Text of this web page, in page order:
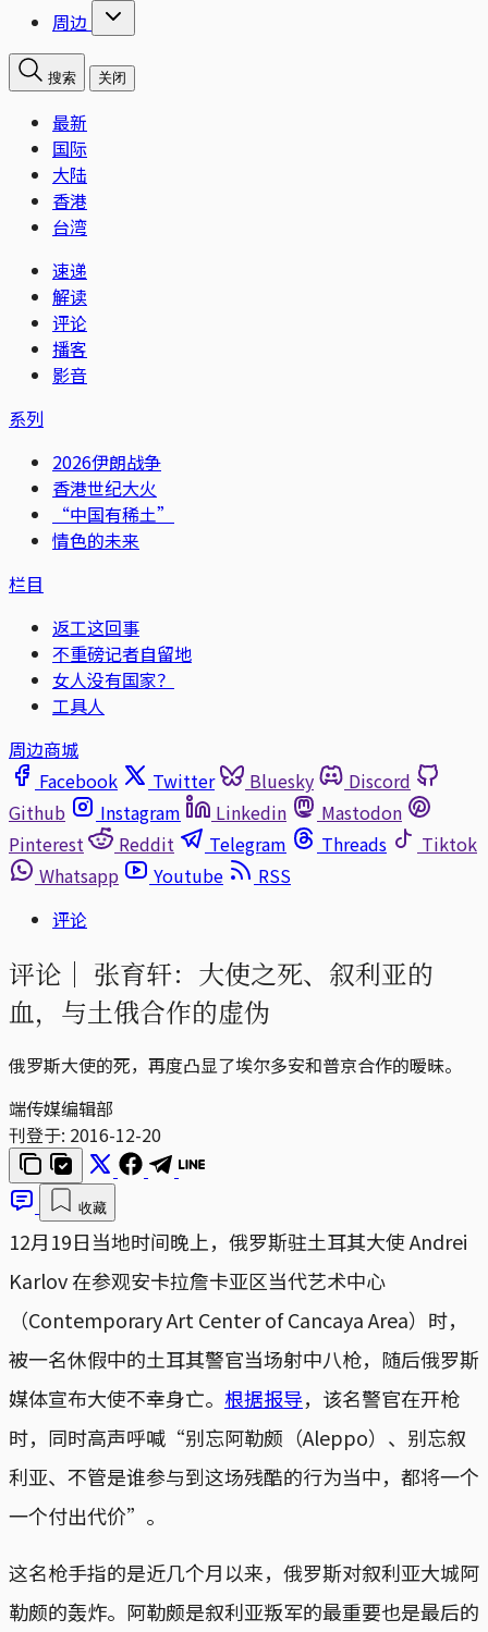
周边
搜索 关闭
最新
国际
大陆
香港
台湾
速递
解读
评论
播客
影音
系列
2026伊朗战争
香港世纪大火
“中国有稀土”
情色的未来
栏目
返工这回事
不重磅记者自留地
女人没有国家？
工具人
周边商城
Facebook
Twitter Bluesky
Discord
Github
Instagram Linkedin
Mastodon
Pinterest
Reddit Telegram Threads
Tiktok
Whatsapp
Youtube
RSS
评论
评论｜ 张育轩：大使之死、叙利亚的
血，与土俄合作的虚伪
俄罗斯大使的死，再度凸显了埃尔多安和普京合作的暧昧。
端传媒编辑部
刊登于: 2016-12-20
收藏
12月19日当地时间晚上，俄罗斯驻土耳其大使 Andrei
Karlov 在参观安卡拉詹卡亚区当代艺术中心
（Contemporary Art Center of Cancaya Area）时，
被一名休假中的土耳其警官当场射中八枪，随后俄罗斯
媒体宣布大使不幸身亡。 根据报导，该名警官在开枪
时，同时高声呼喊“别忘阿勒颇（Aleppo）、别忘叙
利亚、不管是谁参与到这场残酷的行为当中，都将一个
一个付出代价”。
这名枪手指的是近几个月以来，俄罗斯对叙利亚大城阿
勒颇的轰炸。阿勒颇是叙利亚叛军的最重要也是最后的